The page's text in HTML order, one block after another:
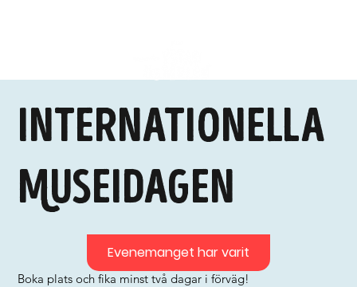
Internationella
Museidagen
Boka plats och fika minst två dagar i förväg!
Evenemanget har varit